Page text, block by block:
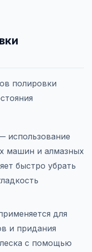
полировки
использование
машин и алмазных
быстро убрать
для
и придания
с помощью